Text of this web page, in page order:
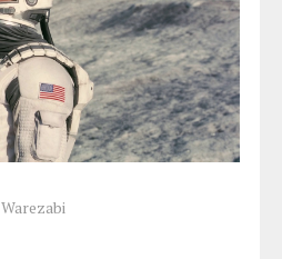
Warezabi